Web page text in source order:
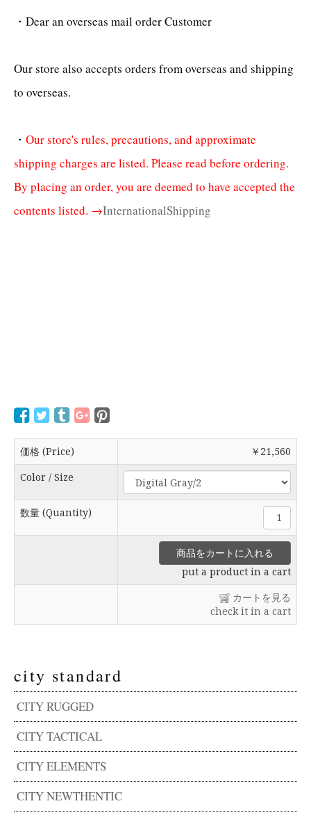
・Dear an overseas mail order Customer
Our store also accepts orders from overseas and shipping
to overseas.
・ Our store's rules, precautions, and approximate
shipping charges are listed. Please read before ordering.
By placing an order, you are deemed to have accepted the
contents listed. →InternationalShipping
価格 (Price)
￥21,560
Color / Size
数量 (Quantity)
put a product in a cart
カートを見る
check it in a cart
city standard
CITY RUGGED
CITY TACTICAL
CITY ELEMENTS
CITY NEWTHENTIC